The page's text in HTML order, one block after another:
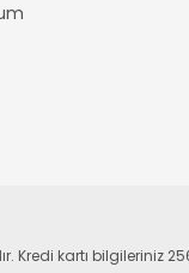
kartı bilgileriniz